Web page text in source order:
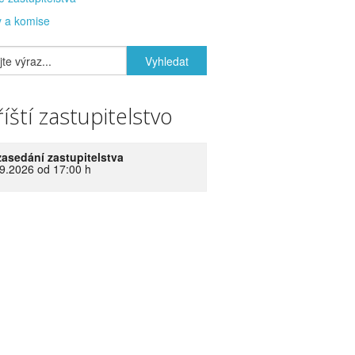
a komise
zastupitelstvo
zastupitelstva
od 17:00 h